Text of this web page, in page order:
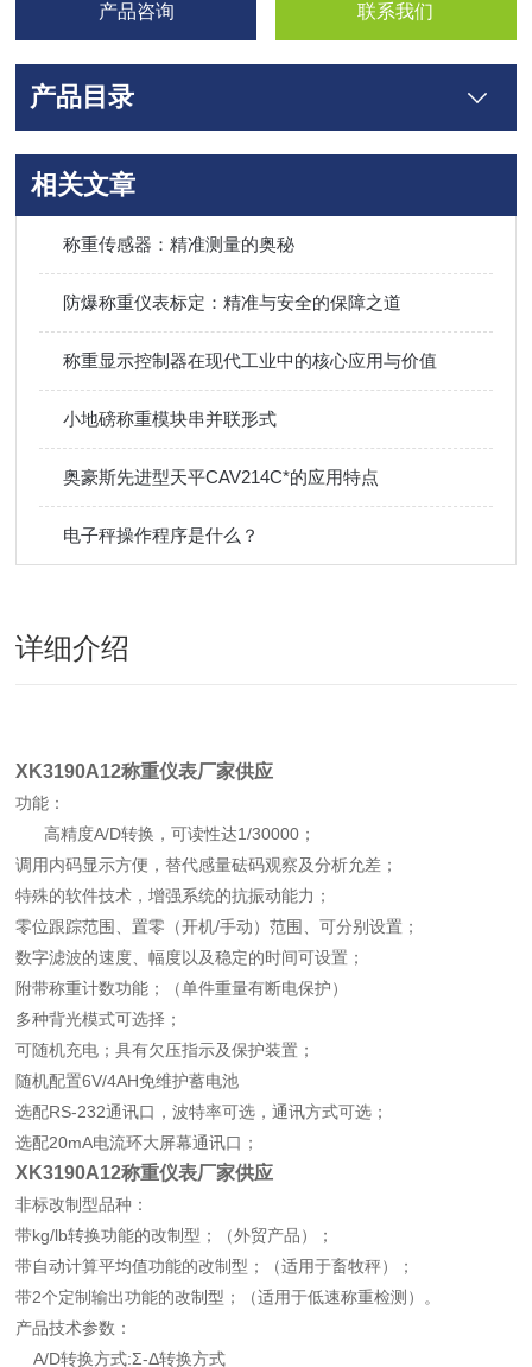
产品咨询 联系我们
产品目录
相关文章
称重传感器：精准测量的奥秘
防爆称重仪表标定：精准与安全的保障之道
称重显示控制器在现代工业中的核心应用与价值
小地磅称重模块串并联形式
奥豪斯先进型天平CAV214C*的应用特点
电子秤操作程序是什么？
详细介绍
XK3190A12称重仪表厂家供应
功能：
高精度A/D转换，可读性达1/30000；
调用内码显示方便，替代感量砝码观察及分析允差；
特殊的软件技术，增强系统的抗振动能力；
零位跟踪范围、置零（开机/手动）范围、可分别设置；
数字滤波的速度、幅度以及稳定的时间可设置；
附带称重计数功能；（单件重量有断电保护）
多种背光模式可选择；
可随机充电；具有欠压指示及保护装置；
随机配置6V/4AH免维护蓄电池
选配RS-232通讯口，波特率可选，通讯方式可选；
选配20mA电流环大屏幕通讯口；
XK3190A12称重仪表厂家供应
非标改制型品种：
带kg/lb转换功能的改制型；（外贸产品）；
带自动计算平均值功能的改制型；（适用于畜牧秤）；
带2个定制输出功能的改制型；（适用于低速称重检测）。
产品技术参数：
A/D转换方式:Σ-Δ转换方式